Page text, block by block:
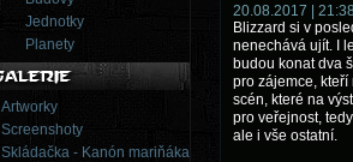
Jednotky
Planety
Artworky
Screenshoty
Skládačka - Kanón mariňáka
20.08.2017 |
Blizzard si v
nenechává ujít. I
budou konat dva
pro zájemce, kteří
scén, které na
pro veřejnost,
ale i vše ostatní.